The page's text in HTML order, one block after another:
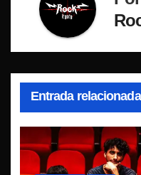
Entrada relacionada